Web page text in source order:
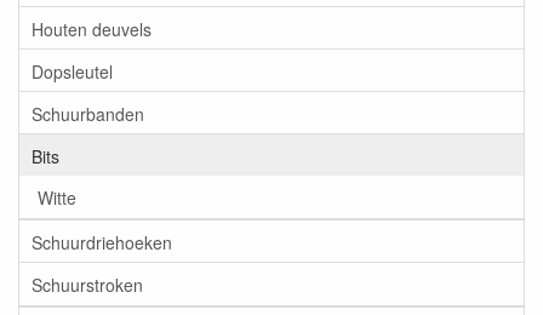
Houten deuvels
Dopsleutel
Schuurbanden
Bits
Witte
Schuurdriehoeken
Schuurstroken